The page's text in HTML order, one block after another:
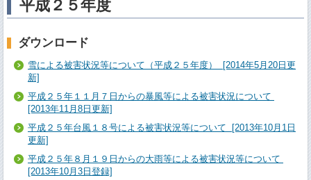
平成２５年度
ダウンロード
雪による被害状況等について（平成２５年度） [2014年5月20日更
新]
平成２５年１１月７日からの暴風等による被害状況について
[2013年11月8日更新]
平成２５年台風１８号による被害状況等について [2013年10月1日
更新]
平成２５年８月１９日からの大雨等による被害状況等について
[2013年10月3日登録]